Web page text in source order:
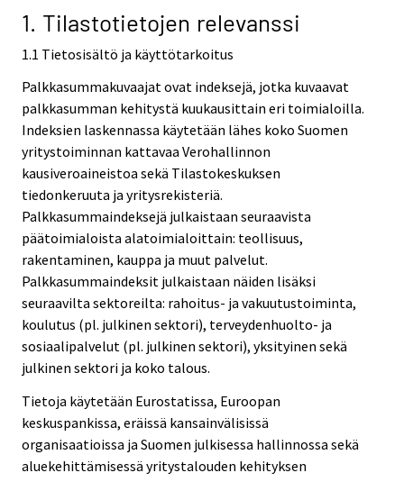
1. Tilastotietojen relevanssi
1.1 Tietosisältö ja käyttötarkoitus
Palkkasummakuvaajat ovat indeksejä, jotka kuvaavat
palkkasumman kehitystä kuukausittain eri toimialoilla.
Indeksien laskennassa käytetään lähes koko Suomen
yritystoiminnan kattavaa Verohallinnon
kausiveroaineistoa sekä Tilastokeskuksen
tiedonkeruuta ja yritysrekisteriä.
Palkkasummaindeksejä julkaistaan seuraavista
päätoimialoista alatoimialoittain: teollisuus,
rakentaminen, kauppa ja muut palvelut.
Palkkasummaindeksit julkaistaan näiden lisäksi
seuraavilta sektoreilta: rahoitus- ja vakuutustoiminta,
koulutus (pl. julkinen sektori), terveydenhuolto- ja
sosiaalipalvelut (pl. julkinen sektori), yksityinen sekä
julkinen sektori ja koko talous.
Tietoja käytetään Eurostatissa, Euroopan
keskuspankissa, eräissä kansainvälisissä
organisaatioissa ja Suomen julkisessa hallinnossa sekä
aluekehittämisessä yritystalouden kehityksen